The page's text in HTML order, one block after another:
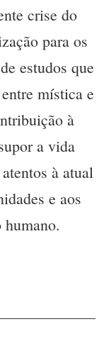
crise do
para os
estudos que
mística e
à
a vida
à atual
e aos